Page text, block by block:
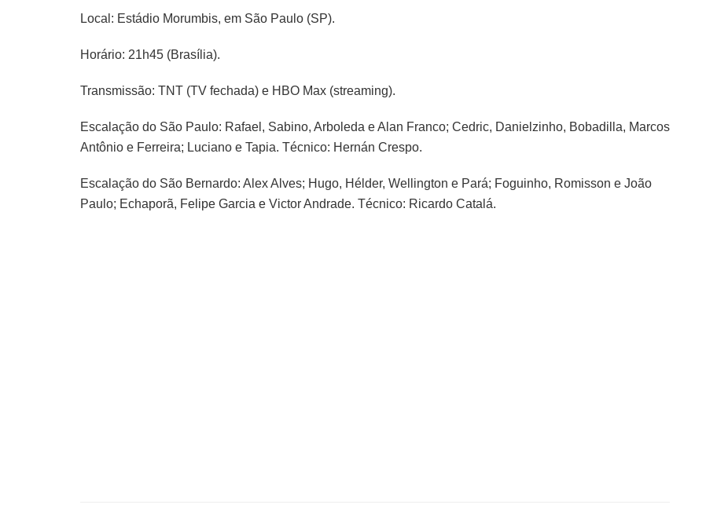
Local: Estádio Morumbis, em São Paulo (SP).
Horário: 21h45 (Brasília).
Transmissão: TNT (TV fechada) e HBO Max (streaming).
Escalação do São Paulo: Rafael, Sabino, Arboleda e Alan Franco; Cedric, Danielzinho, Bobadilla, Marcos
Antônio e Ferreira; Luciano e Tapia. Técnico: Hernán Crespo.
Escalação do São Bernardo: Alex Alves; Hugo, Hélder, Wellington e Pará; Foguinho, Romisson e João
Paulo; Echaporã, Felipe Garcia e Victor Andrade. Técnico: Ricardo Catalá.